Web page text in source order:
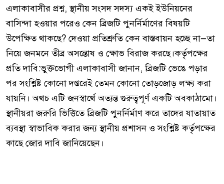
​এলাকাবাসীর প্রশ্ন, স্থানীয় সংসদ সদস্য একই ইউনিয়নের
বাসিন্দা হওয়ার পরেও কেন ব্রিজটি পুনর্নির্মাণের বিষয়টি
উপেক্ষিত থাকছে? দেওয়া প্রতিশ্রুতি কেন বাস্তবায়ন হচ্ছে না—তা
নিয়ে জনমনে তীব্র অসন্তোষ ও ক্ষোভ বিরাজ করছে।​কর্তৃপক্ষের
প্রতি দাবি:ভুক্তভোগী এলাকাবাসী জানান, ব্রিজটি ভেঙে পড়ার
পর সংশ্লিষ্ট কোনো দপ্তরেই তেমন কোনো তোড়জোড় লক্ষ্য করা
যায়নি। অথচ এটি জনস্বার্থে অত্যন্ত গুরুত্বপূর্ণ একটি অবকাঠামো।
স্থানীয়রা জরুরি ভিত্তিতে ব্রিজটি পুনর্নির্মাণ করে তাদের যাতায়াত
ব্যবস্থা স্বাভাবিক করার জন্য স্থানীয় প্রশাসন ও সংশ্লিষ্ট কর্তৃপক্ষের
কাছে জোর দাবি জানিয়েছেন।